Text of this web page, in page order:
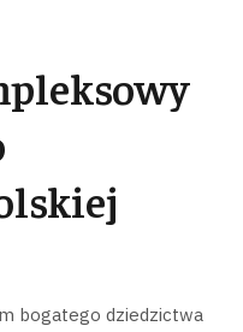
bogatego dziedzictwa